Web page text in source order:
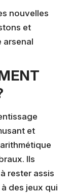
nouvelles
et
arsenal
et
Ils
rester assis
des jeux qui